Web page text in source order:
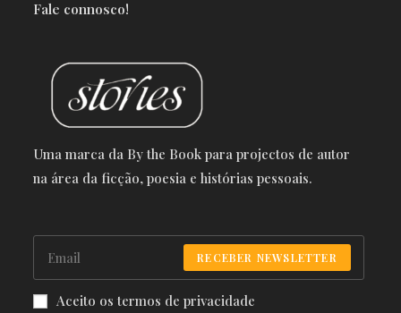
Fale connosco!
Uma marca da By the Book para projectos de autor
na área da ficção, poesia e histórias pessoais.
RECEBER NEWSLETTER
Aceito os termos de privacidade